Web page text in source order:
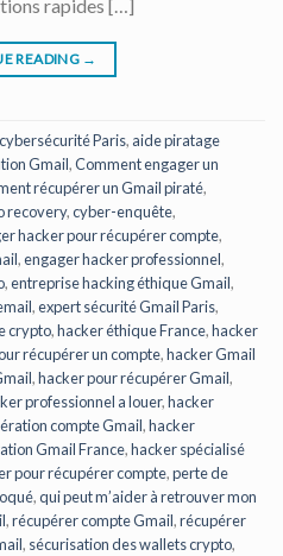
rapides […]
READING →
Paris, aide piratage
Gmail,Comment engager un
récupérer un Gmail piraté,
recovery,cyber-enquête,
hacker pour récupérer compte,
,engager hacker professionnel,
,entreprise hacking éthique Gmail,
,expert sécurité Gmail Paris,
crypto,hacker éthique France,hacker
récupérer un compte,hacker Gmail
,hacker pour récupérer Gmail,
professionnel a louer,hacker
compte Gmail,hacker
Gmail France,hacker spécialisé
pour récupérer compte,perte de
,qui peut m’aider à retrouver mon
,récupérer compte Gmail,récupérer
, sécurisation des wallets crypto,